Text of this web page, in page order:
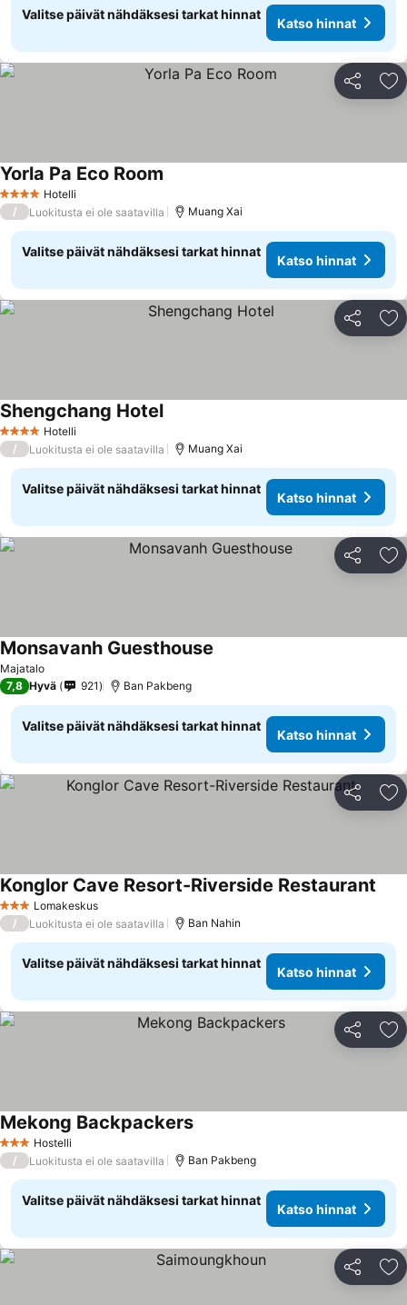
Valitse päivät nähdäksesi tarkat hinnat
Katso hinnat
Jaa
4 Tähtiluokitus
Hotelli
Yorla Pa Eco Room
/ Luokitusta ei ole saatavilla Muang Xai
Valitse päivät nähdäksesi tarkat hinnat
Katso hinnat
Jaa
4 Tähtiluokitus
Hotelli
Shengchang Hotel
/ Luokitusta ei ole saatavilla Muang Xai
Valitse päivät nähdäksesi tarkat hinnat
Katso hinnat
Jaa
Majatalo
Monsavanh Guesthouse
7,8 Hyvä 921 Ban Pakbeng
Valitse päivät nähdäksesi tarkat hinnat
Katso hinnat
Jaa
3 Tähtiluokitus
Lomakeskus
Konglor Cave Resort-Riverside Restaurant
/ Luokitusta ei ole saatavilla Ban Nahin
Valitse päivät nähdäksesi tarkat hinnat
Katso hinnat
Jaa
3 Tähtiluokitus
Hostelli
Mekong Backpackers
/ Luokitusta ei ole saatavilla Ban Pakbeng
Valitse päivät nähdäksesi tarkat hinnat
Katso hinnat
Jaa